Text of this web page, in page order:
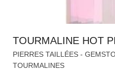
TOURMALINE HOT
PIERRES TAILLÉES -
TOURMALINES